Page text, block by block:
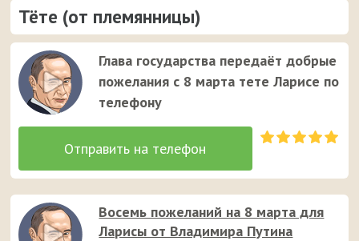
Тёте (от племянницы)
Глава государства передаёт добрые
пожелания с 8 марта тете Ларисе по
телефону
Восемь пожеланий на 8 марта для
Ларисы от Владимира Путина